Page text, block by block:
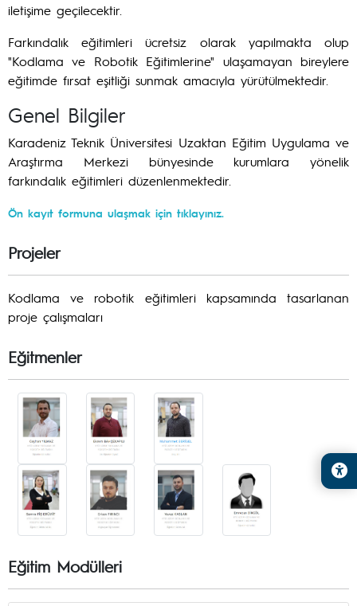
iletişime geçilecektir.
Farkındalık eğitimleri ücretsiz olarak yapılmakta olup
"Kodlama ve Robotik Eğitimlerine" ulaşamayan bireylere
eğitimde fırsat eşitliği sunmak amacıyla yürütülmektedir.
Genel Bilgiler
Karadeniz Teknik Üniversitesi Uzaktan Eğitim Uygulama ve
Araştırma Merkezi bünyesinde kurumlara yönelik
farkındalık eğitimleri düzenlenmektedir.
Ön kayıt formuna ulaşmak için tıklayınız.
Projeler
Kodlama ve robotik eğitimleri kapsamında tasarlanan
proje çalışmaları
Eğitmenler
Eğitim Modülleri